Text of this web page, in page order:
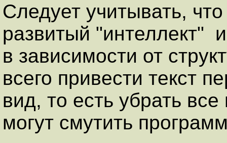
Следует учитывать,
развитый "интеллект"
в зависимости от
всего привести текст
вид, то есть убрать
могут смутить